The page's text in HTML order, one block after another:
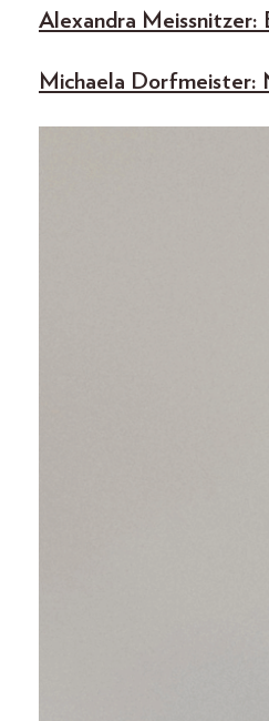
Alexandra Meissnitzer:
Michaela Dorfmeister: